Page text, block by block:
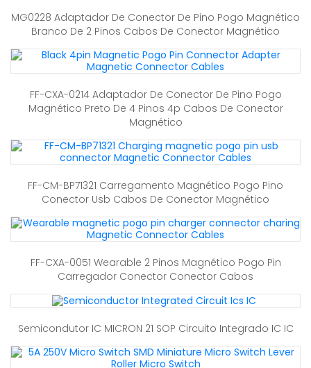
MG0228 Adaptador De Conector De Pino Pogo Magnético
Branco De 2 Pinos Cabos De Conector Magnético
FF-CXA-0214 Adaptador De Conector De Pino Pogo
Magnético Preto De 4 Pinos 4p Cabos De Conector
Magnético
FF-CM-BP71321 Carregamento Magnético Pogo Pino
Conector Usb Cabos De Conector Magnético
FF-CXA-0051 Wearable 2 Pinos Magnético Pogo Pin
Carregador Conector Conector Cabos
Semicondutor IC MICRON 21 SOP Circuito Integrado IC IC